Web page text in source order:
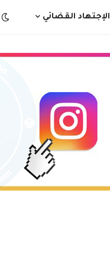
الإجتهاد القضائي